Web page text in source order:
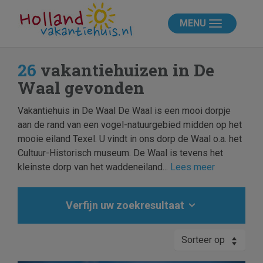
MENU
26 vakantiehuizen in De
Waal gevonden
Vakantiehuis in De Waal De Waal is een mooi dorpje
aan de rand van een vogel-natuurgebied midden op het
mooie eiland Texel. U vindt in ons dorp de Waal o.a. het
Cultuur-Historisch museum. De Waal is tevens het
kleinste dorp van het waddeneiland... Lees meer
Verfijn uw zoekresultaat
Sorteer op